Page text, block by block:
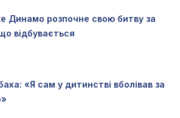
Динамо розпочне свою битву за
відбувається
«Я сам у дитинстві вболівав за